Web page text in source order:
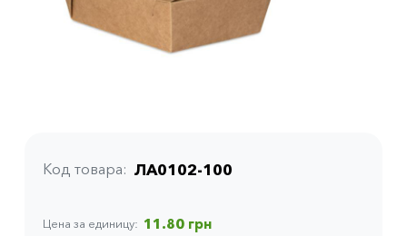
Код товара ЛА0102-100
Цена за единицу 11.80 грн